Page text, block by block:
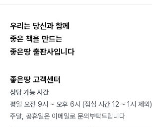
우리는 당신과 함께
좋은 책을 만드는
좋은땅 출판사입니다
좋은땅 고객센터
상담 가능 시간
평일 오전 9시 ~ 오후 6시 (점심 시간 12 ~ 1시 제외)
주말, 공휴일은 이메일로 문의부탁드립니다